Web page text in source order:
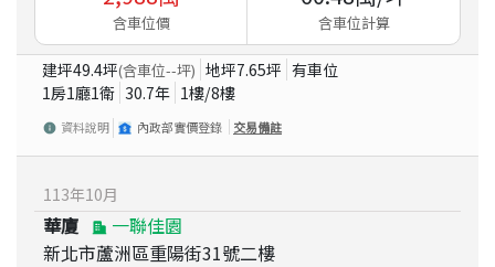
含車位價 含車位計算
建坪49.4坪(含車位--坪) 地坪7.65坪 有車位
1房1廳1衛 30.7年 1樓/8樓
資料說明 內政部實價登錄 交易備註
113年10月
華廈
一聯佳園
新北市蘆洲區重陽街31號二樓